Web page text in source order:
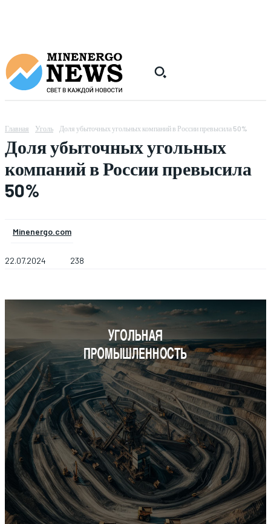
Главная Уголь Доля убыточных угольных компаний в России превысила 50%
Доля убыточных угольных
компаний в России превысила
50%
Minenergo.com
22.07.2024 238